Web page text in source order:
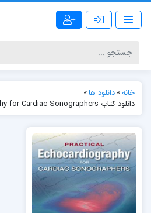
خانه»دانلود ها»
دانلود کتاب Practical Echocardiography for Cardiac Sonographers